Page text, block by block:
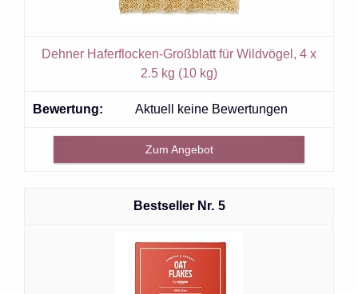
Dehner Haferflocken-Großblatt für Wildvögel, 4 x
2.5 kg (10 kg)
Aktuell keine Bewertungen
Zum Angebot
5